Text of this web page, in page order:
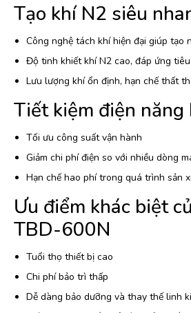
Tạo khí N2 siêu
Công nghệ tách khí hiện đại giúp tạo
Độ tinh khiết khí N2 cao, đáp ứng
Lưu lượng khí ổn định, hạn chế thất
Tiết kiệm điện năng
Tối ưu công suất vận hành
Giảm chi phí điện so với nhiều dòng
Hạn chế hao phí trong quá trình sản
Ưu điểm khác biệt
TBD-600N
Tuổi thọ thiết bị cao
Chi phí bảo trì thấp
Dễ dàng bảo dưỡng và thay thế linh